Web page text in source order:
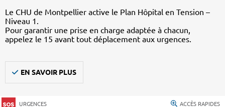
Le CHU de Montpellier active le Plan Hôpital en Tension –
Niveau 1.
Pour garantir une prise en charge adaptée à chacun,
appelez le 15 avant tout déplacement aux urgences.
EN SAVOIR PLUS
URGENCES ACCÈS RAPIDES